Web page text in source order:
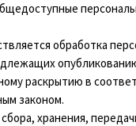
обработка
раскрытию в
законом.
хранения,